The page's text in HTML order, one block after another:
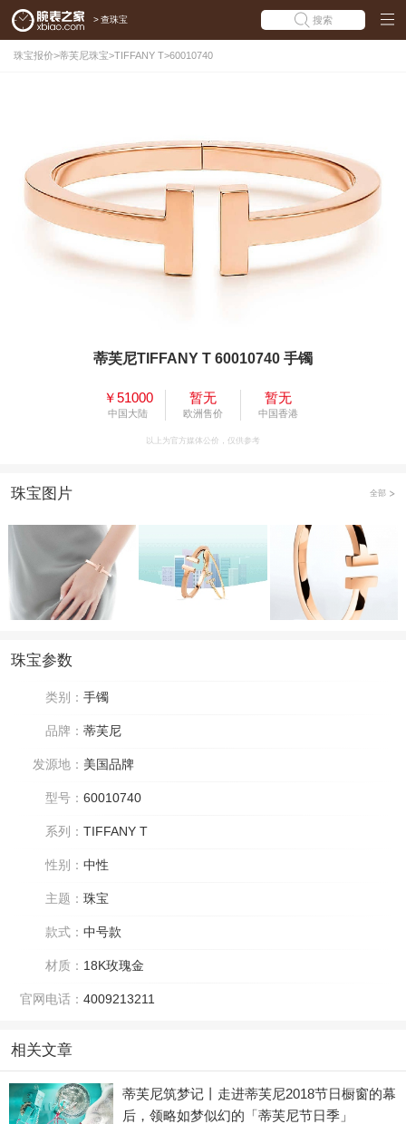
> 查珠宝 搜索
珠宝报价>蒂芙尼珠宝>TIFFANY T>60010740
蒂芙尼TIFFANY T 60010740 手镯
￥51000
中国大陆
暂无
欧洲售价
暂无
中国香港
以上为官方媒体公价，仅供参考
珠宝图片 全部
珠宝参数
类别： 手镯
品牌： 蒂芙尼
发源地： 美国品牌
型号： 60010740
系列： TIFFANY T
性别： 中性
主题： 珠宝
款式： 中号款
材质： 18K玫瑰金
官网电话： 4009213211
相关文章
蒂芙尼筑梦记丨走进蒂芙尼2018节日橱窗的幕
后，领略如梦似幻的「蒂芙尼节日季」